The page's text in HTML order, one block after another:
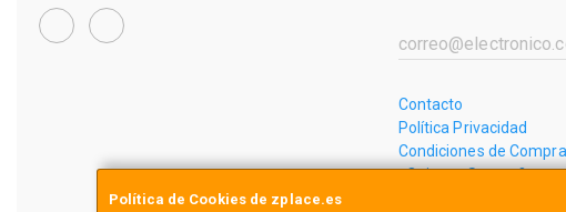
Política de Cookies de zplace.es
Contacto
Política Privacidad
Condiciones de Compra
¿Quienes Somos?